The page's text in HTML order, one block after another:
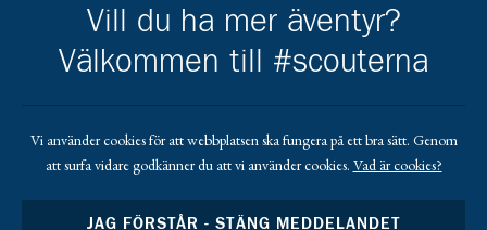
Gå till https://www.mera.se/Gå till https://www.lansforsakringar.se/
Gå till https://
Vill du ha mer äventyr?
Välkommen till #scouterna
Vi använder cookies för att webbplatsen ska fungera på ett bra sätt. Genom
att surfa vidare godkänner du att vi använder cookies. Vad är cookies?
JAG FÖRSTÅR - STÄNG MEDDELANDET